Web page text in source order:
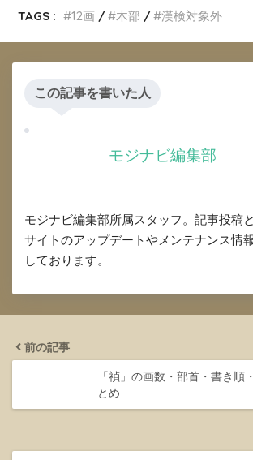
TAGS :
12画 木部 漢検対象外
この記事を書いた人
モジナビ編集部
モジナビ編集部所属スタッフ。記事投稿
サイトのアップデートやメンテナンス情
しております。
前の記事
「禎」の画数・部首・書き順
とめ